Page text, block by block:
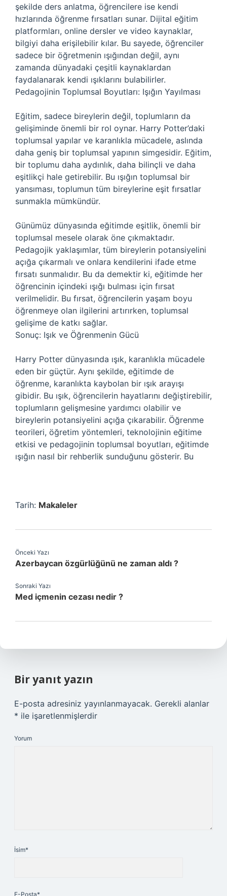
şekilde ders anlatma, öğrencilere ise kendi
hızlarında öğrenme fırsatları sunar. Dijital eğitim
platformları, online dersler ve video kaynaklar,
bilgiyi daha erişilebilir kılar. Bu sayede, öğrenciler
sadece bir öğretmenin ışığından değil, aynı
zamanda dünyadaki çeşitli kaynaklardan
faydalanarak kendi ışıklarını bulabilirler.
Pedagojinin Toplumsal Boyutları: Işığın Yayılması
Eğitim, sadece bireylerin değil, toplumların da
gelişiminde önemli bir rol oynar. Harry Potter’daki
toplumsal yapılar ve karanlıkla mücadele, aslında
daha geniş bir toplumsal yapının simgesidir. Eğitim,
bir toplumu daha aydınlık, daha bilinçli ve daha
eşitlikçi hale getirebilir. Bu ışığın toplumsal bir
yansıması, toplumun tüm bireylerine eşit fırsatlar
sunmakla mümkündür.
Günümüz dünyasında eğitimde eşitlik, önemli bir
toplumsal mesele olarak öne çıkmaktadır.
Pedagojik yaklaşımlar, tüm bireylerin potansiyelini
açığa çıkarmalı ve onlara kendilerini ifade etme
fırsatı sunmalıdır. Bu da demektir ki, eğitimde her
öğrencinin içindeki ışığı bulması için fırsat
verilmelidir. Bu fırsat, öğrencilerin yaşam boyu
öğrenmeye olan ilgilerini artırırken, toplumsal
gelişime de katkı sağlar.
Sonuç: Işık ve Öğrenmenin Gücü
Harry Potter dünyasında ışık, karanlıkla mücadele
eden bir güçtür. Aynı şekilde, eğitimde de
öğrenme, karanlıkta kaybolan bir ışık arayışı
gibidir. Bu ışık, öğrencilerin hayatlarını değiştirebilir,
toplumların gelişmesine yardımcı olabilir ve
bireylerin potansiyelini açığa çıkarabilir. Öğrenme
teorileri, öğretim yöntemleri, teknolojinin eğitime
etkisi ve pedagojinin toplumsal boyutları, eğitimde
ışığın nasıl bir rehberlik sunduğunu gösterir. Bu
Tarih: Makaleler
Önceki Yazı
Azerbaycan özgürlüğünü ne zaman aldı ?
Sonraki Yazı
Med içmenin cezası nedir ?
Bir yanıt yazın
E-posta adresiniz yayınlanmayacak. Gerekli alanlar
* ile işaretlenmişlerdir
Yorum
İsim*
E-Posta*